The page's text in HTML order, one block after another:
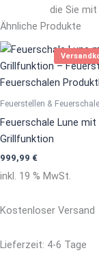
die Sie mit
Ähnliche Produkte
Feuerstellen &
Feuerschale Lune mit
Grillfunktion
999,99 €
inkl. 19 % MwSt.
Kostenloser Versand
Lieferzeit: 4-6 Tage